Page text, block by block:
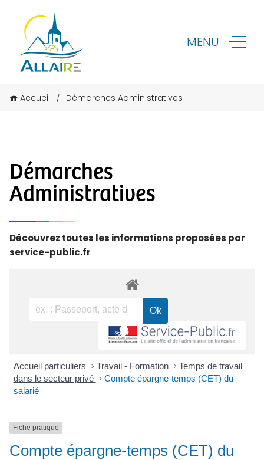
MENU
Accueil / Démarches Administratives
Démarches
Administratives
Découvrez toutes les informations proposées par
service-public.fr
Accueil particuliers > Travail - Formation > Temps de travail
dans le secteur privé > Compte épargne-temps (CET) du
salarié
Fiche pratique
Compte épargne-temps (CET) du